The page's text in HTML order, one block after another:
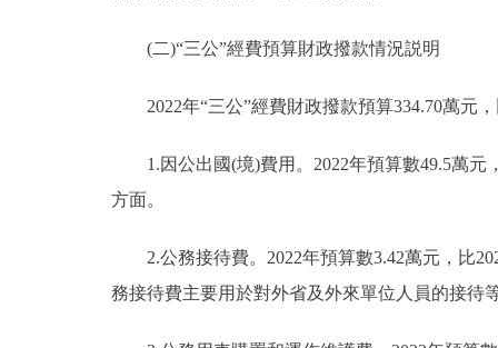
(二)“三公”經費預算財政撥款情況説明
2022年“三公”經費財政撥款預算334.70萬元，
1.因公出國(境)費用。2022年預算數49.5萬元
方面。
2.公務接待費。2022年預算數3.42萬元，比
務接待費主要用於對外省及外來單位人員的接待